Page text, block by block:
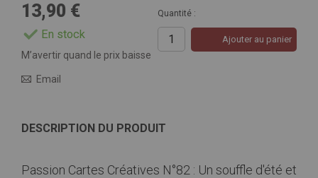
13,90 €
En stock
Quantité :
Ajouter au panier
M’avertir quand le prix baisse
Email
DESCRIPTION DU PRODUIT
Passion Cartes Créatives N°82 : Un souffle d'été et